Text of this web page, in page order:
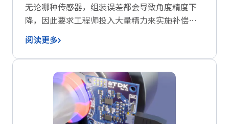
无论哪种传感器，组装误差都会导致角度精度下
降，因此要求工程师投入大量精力来实施补偿措
施。TAD2141配备自动补偿功能，可大幅减少此
类工作量。除了通过静态补偿实现自动补偿组装
误差，还配备自动动态补偿功能，能有效应对因
环境温度变化和自然老化造成的角度测量公差。
这将有助于生成具备角度精度可靠性的系统，强
有力地抵抗环境变化，实现较长的使用寿命。
阅读更多